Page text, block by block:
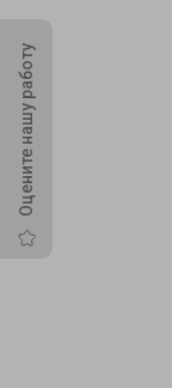
Оцените нашу работу